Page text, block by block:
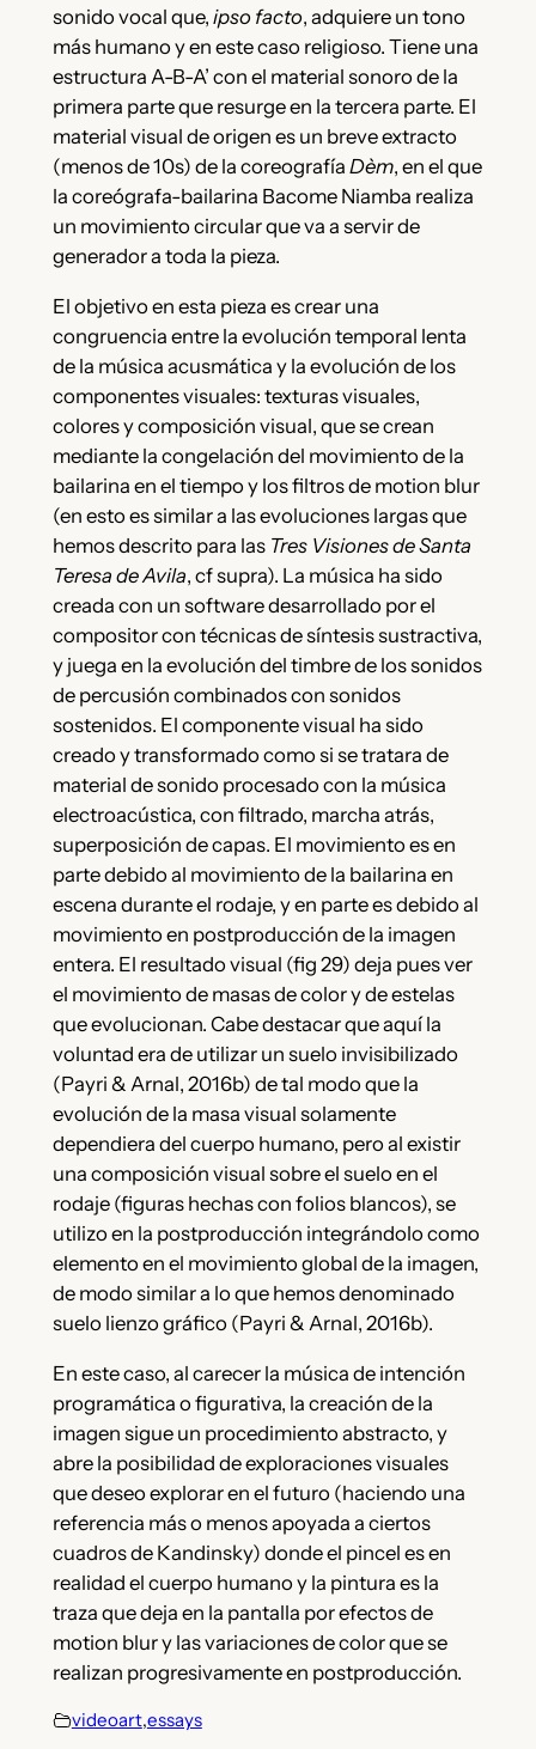
sonido vocal que, ipso facto, adquiere un tono
más humano y en este caso religioso. Tiene una
estructura A-B-A’ con el material sonoro de la
primera parte que resurge en la tercera parte. El
material visual de origen es un breve extracto
(menos de 10s) de la coreografía Dèm, en el que
la coreógrafa-bailarina Bacome Niamba realiza
un movimiento circular que va a servir de
generador a toda la pieza.
El objetivo en esta pieza es crear una
congruencia entre la evolución temporal lenta
de la música acusmática y la evolución de los
componentes visuales: texturas visuales,
colores y composición visual, que se crean
mediante la congelación del movimiento de la
bailarina en el tiempo y los filtros de motion blur
(en esto es similar a las evoluciones largas que
hemos descrito para las Tres Visiones de Santa
Teresa de Avila, cf supra). La música ha sido
creada con un software desarrollado por el
compositor con técnicas de síntesis sustractiva,
y juega en la evolución del timbre de los sonidos
de percusión combinados con sonidos
sostenidos. El componente visual ha sido
creado y transformado como si se tratara de
material de sonido procesado con la música
electroacústica, con filtrado, marcha atrás,
superposición de capas. El movimiento es en
parte debido al movimiento de la bailarina en
escena durante el rodaje, y en parte es debido al
movimiento en postproducción de la imagen
entera. El resultado visual (fig 29) deja pues ver
el movimiento de masas de color y de estelas
que evolucionan. Cabe destacar que aquí la
voluntad era de utilizar un suelo invisibilizado
(Payri & Arnal, 2016b) de tal modo que la
evolución de la masa visual solamente
dependiera del cuerpo humano, pero al existir
una composición visual sobre el suelo en el
rodaje (figuras hechas con folios blancos), se
utilizo en la postproducción integrándolo como
elemento en el movimiento global de la imagen,
de modo similar a lo que hemos denominado
suelo lienzo gráfico (Payri & Arnal, 2016b).
En este caso, al carecer la música de intención
programática o figurativa, la creación de la
imagen sigue un procedimiento abstracto, y
abre la posibilidad de exploraciones visuales
que deseo explorar en el futuro (haciendo una
referencia más o menos apoyada a ciertos
cuadros de Kandinsky) donde el pincel es en
realidad el cuerpo humano y la pintura es la
traza que deja en la pantalla por efectos de
motion blur y las variaciones de color que se
realizan progresivamente en postproducción.
videoart,essays